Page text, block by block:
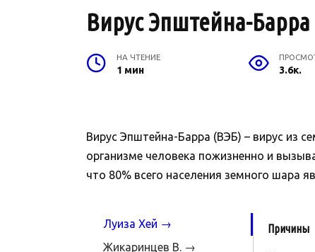
Вирус Эпштейна-Барра
НА ЧТЕНИЕ
1 мин 3.6к.
Вирус Эпштейна-Барра (ВЭБ) – вирус из
организме человека пожизненно и
что 80% всего населения земного шара
Луиза Хей →
Жикаринцев В. →
Причины